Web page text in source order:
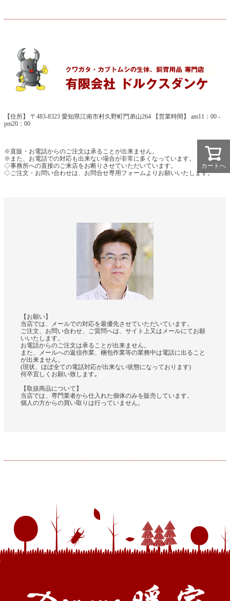
【住所】 〒483-8323 愛知県江南市村久野町門弟山264 【営業時間】 am11：00 -
pm20：00
※直販・お電話からのご注文は承ることが出来ません。
※また、お電話での対応も出来ない場合が非常に多くなっています。
◇事務所への直接のご来店をお断りさせていただいています。
◇ご注文・お問い合わせは、お問合せ専用フォームよりお願いいたします。
【お願い】
当店では、メールでの対応を最優先させていただいています。
ご注文、お問い合わせ、ご質問へは、サイト上又はメールにてお願
いいたします。
お電話からのご注文は承ることが出来ません。
また、メールへの返信作業、梱包作業等の業務中は電話に出ること
が出来ません。
(現状、ほぼ全ての電話対応が出来ない状態になっております)
何卒宜しくお願い致します｡
【取扱商品について】
当店では、専門業者から仕入れた個体のみを販売しています。
個人の方からの買い取りは行っていません。
カートへ